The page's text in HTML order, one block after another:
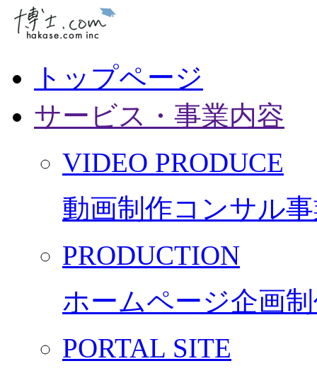
トップページ
サービス・事業内容
VIDEO PRODUCE
動画制作コンサル
PRODUCTION
ホームページ企画
PORTAL SITE